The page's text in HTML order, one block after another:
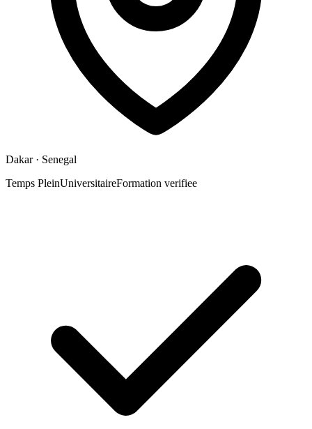
Dakar· Senegal
Temps PleinUniversitaireFormation verifiee